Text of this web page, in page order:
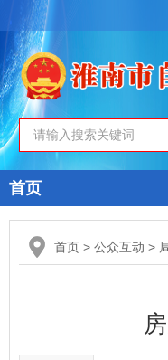
首页
首页 > 公众互动 >